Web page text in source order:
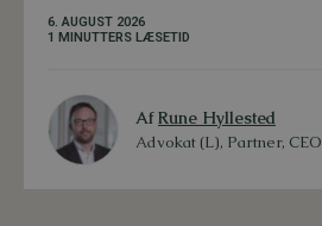
6. AUGUST 2026
1 MINUTTERS LÆSETID
AfRune Hyllested
Advokat (L), Partner, CEO